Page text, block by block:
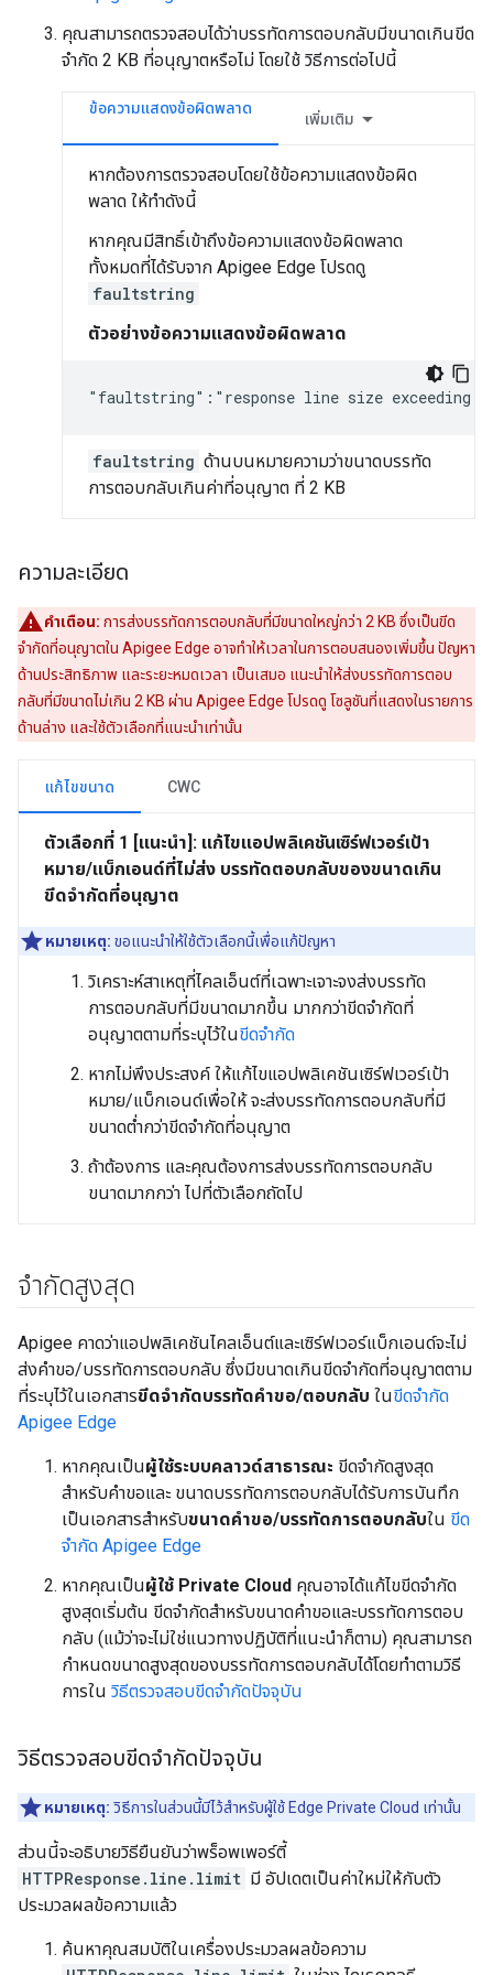
คุณสามารถตรวจสอบได้ว่าบรรทัดการตอบกลับมีขนาดเกินขีด
จำกัด 2 KB ที่อนุญาตหรือไม่ โดยใช้ วิธีการต่อไปนี้
ข้อความแสดงข้อผิดพลาด
เพิ่มเติม
หากต้องการตรวจสอบโดยใช้ข้อความแสดงข้อผิด
พลาด ให้ทำดังนี้
หากคุณมีสิทธิ์เข้าถึงข้อความแสดงข้อผิดพลาด
ทั้งหมดที่ได้รับจาก Apigee Edge โปรดดู
faultstring
ตัวอย่างข้อความแสดงข้อผิดพลาด
"faultstring":"response line size exceeding
faultstring ด้านบนหมายความว่าขนาดบรรทัด
การตอบกลับเกินค่าที่อนุญาต ที่ 2 KB
ความละเอียด
คำเตือน: การส่งบรรทัดการตอบกลับที่มีขนาดใหญ่กว่า 2 KB ซึ่งเป็นขีด
จำกัดที่อนุญาตใน Apigee Edge อาจทำให้เวลาในการตอบสนองเพิ่มขึ้น ปัญหา
ด้านประสิทธิภาพ และระยะหมดเวลา เป็นเสมอ แนะนำให้ส่งบรรทัดการตอบ
กลับที่มีขนาดไม่เกิน 2 KB ผ่าน Apigee Edge โปรดดู โซลูชันที่แสดงในรายการ
ด้านล่าง และใช้ตัวเลือกที่แนะนำเท่านั้น
แก้ไขขนาด CWC
ตัวเลือกที่ 1 [แนะนำ]: แก้ไขแอปพลิเคชันเซิร์ฟเวอร์เป้า
หมาย/แบ็กเอนด์ที่ไม่ส่ง บรรทัดตอบกลับของขนาดเกิน
ขีดจำกัดที่อนุญาต
หมายเหตุ: ขอแนะนำให้ใช้ตัวเลือกนี้เพื่อแก้ปัญหา
วิเคราะห์สาเหตุที่ไคลเอ็นต์ที่เฉพาะเจาะจงส่งบรรทัด
การตอบกลับที่มีขนาดมากขึ้น มากกว่าขีดจำกัดที่
อนุญาตตามที่ระบุไว้ในขีดจำกัด
หากไม่พึงประสงค์ ให้แก้ไขแอปพลิเคชันเซิร์ฟเวอร์เป้า
หมาย/แบ็กเอนด์เพื่อให้ จะส่งบรรทัดการตอบกลับที่มี
ขนาดต่ำกว่าขีดจำกัดที่อนุญาต
ถ้าต้องการ และคุณต้องการส่งบรรทัดการตอบกลับ
ขนาดมากกว่า ไปที่ตัวเลือกถัดไป
จำกัดสูงสุด
Apigee คาดว่าแอปพลิเคชันไคลเอ็นต์และเซิร์ฟเวอร์แบ็กเอนด์จะไม่
ส่งคำขอ/บรรทัดการตอบกลับ ซึ่งมีขนาดเกินขีดจำกัดที่อนุญาตตาม
ที่ระบุไว้ในเอกสารขีดจำกัดบรรทัดคำขอ/ตอบกลับ ในขีดจำกัด
Apigee Edge
หากคุณเป็นผู้ใช้ระบบคลาวด์สาธารณะ ขีดจำกัดสูงสุด
สำหรับคำขอและ ขนาดบรรทัดการตอบกลับได้รับการบันทึก
เป็นเอกสารสำหรับขนาดคําขอ/บรรทัดการตอบกลับใน ขีด
จำกัด Apigee Edge
หากคุณเป็นผู้ใช้ Private Cloud คุณอาจได้แก้ไขขีดจำกัด
สูงสุดเริ่มต้น ขีดจำกัดสำหรับขนาดคำขอและบรรทัดการตอบ
กลับ (แม้ว่าจะไม่ใช่แนวทางปฏิบัติที่แนะนำก็ตาม) คุณสามารถ
กำหนดขนาดสูงสุดของบรรทัดการตอบกลับได้โดยทำตามวิธี
การใน วิธีตรวจสอบขีดจำกัดปัจจุบัน
วิธีตรวจสอบขีดจำกัดปัจจุบัน
หมายเหตุ: วิธีการในส่วนนี้มีไว้สำหรับผู้ใช้ Edge Private Cloud เท่านั้น
ส่วนนี้จะอธิบายวิธียืนยันว่าพร็อพเพอร์ตี้
HTTPResponse.line.limit มี อัปเดตเป็นค่าใหม่ให้กับตัว
ประมวลผลข้อความแล้ว
ค้นหาคุณสมบัติในเครื่องประมวลผลข้อความ